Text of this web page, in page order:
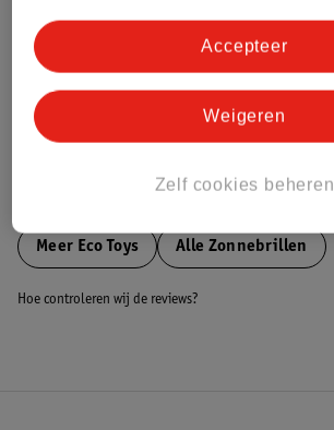
Bestel & Bezorginformatie
Meer Eco Toys Alle Zonnebrillen
Hoe controleren wij de reviews?
Zelf cookies beheren
Weigeren
Accepteer